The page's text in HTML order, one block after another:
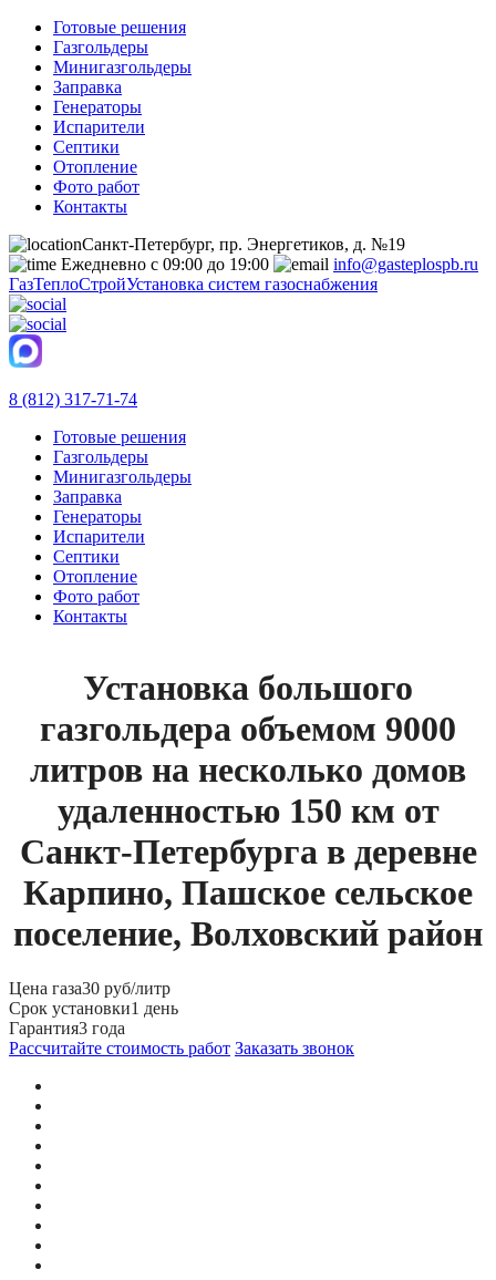
Готовые решения
Газгольдеры
Минигазгольдеры
Заправка
Генераторы
Испарители
Септики
Отопление
Фото работ
Контакты
Санкт-Петербург, пр. Энергетиков, д. №19
Ежедневно с 09:00 до 19:00
info@gasteplospb.ru
ГазТеплоСтройУстановка систем газоснабжения
8 (812) 317-71-74
Готовые решения
Газгольдеры
Минигазгольдеры
Заправка
Генераторы
Испарители
Септики
Отопление
Фото работ
Контакты
Установка большого
газгольдера объемом 9000
литров на несколько домов
удаленностью 150 км от
Санкт-Петербурга в деревне
Карпино, Пашское сельское
поселение, Волховский район
Цена газа30 руб/литр
Срок установки1 день
Гарантия3 года
Рассчитайте стоимость работ Заказать звонок